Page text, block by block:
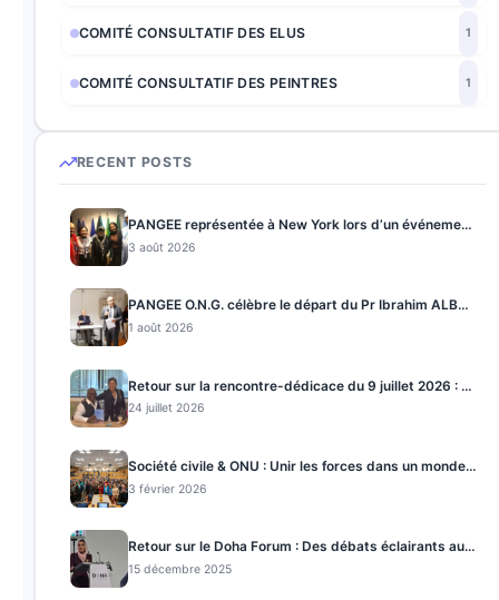
COMITÉ CONSULTATIF DES ELUS 1
COMITÉ CONSULTATIF DES PEINTRES 1
RECENT POSTS
PANGEE représentée à New York lors d’un événement parallèle de la 80ᵉ Assemblée générale des Nations Unies
3 août 2026
PANGEE O.N.G. célèbre le départ du Pr Ibrahim ALBALAWI et lance son concept d’Ingénierie de Paix
1 août 2026
Retour sur la rencontre-dédicace du 9 juillet 2026 : un moment fort autour de la diplomatie culturelle
24 juillet 2026
Société civile & ONU : Unir les forces dans un monde fragmenté
3 février 2026
Retour sur le Doha Forum : Des débats éclairants au cœur de la géopolitique mondiale
15 décembre 2025